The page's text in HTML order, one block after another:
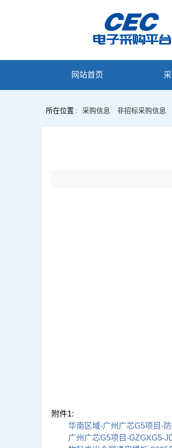
网站首页
所在位置 : 采购信息 非招标采购信息
附件1:
华南区域-广州广芯G5项目-
广州广芯G5项目-GZGXG5-